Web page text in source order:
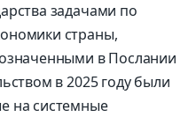
задачами по
страны,
в Послании
в 2025 году были
на системные